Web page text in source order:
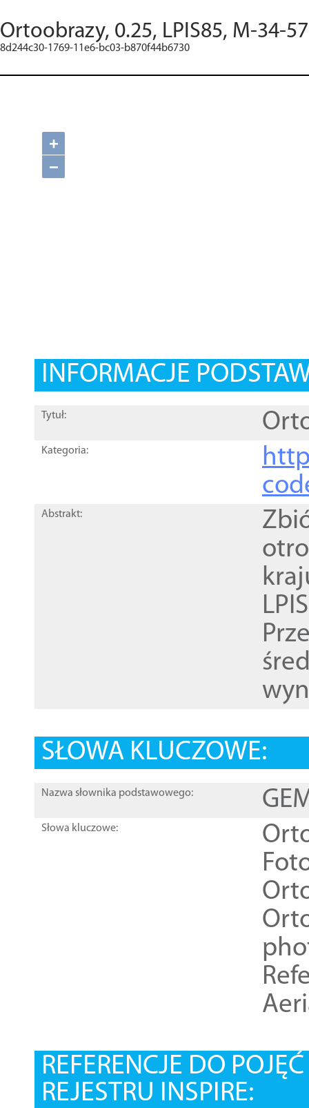
Ortoobrazy, 0.25, LPIS85, M-34-
8d244c30-1769-11e6-bc03-b870f44b6730
+
−
INFORMACJE
Tytuł:
Kategoria:
Abstrakt:
SŁOWA KLUCZOWE:
Nazwa słownika podstawowego:
Słowa kluczowe:
REFERENCJE DO
REJESTRU INSPIRE: